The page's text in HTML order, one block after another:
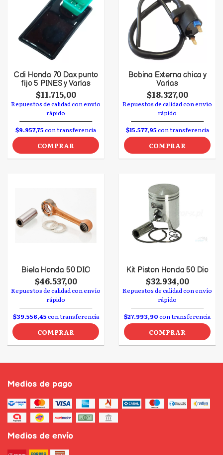
Cdi Honda 70 Dax punto
fijo 5 PINES y Varias
$11.715,00
Repuestos de calidad con envío
rápido
$9.957,75con transferencia
COMPRAR
Bobina Externa chica y
Varias
$18.327,00
Repuestos de calidad con envío
rápido
$15.577,95con transferencia
COMPRAR
Biela Honda 50 DIO
$46.537,00
Repuestos de calidad con envío
rápido
$39.556,45con transferencia
COMPRAR
Kit Piston Honda 50 Dio
$32.934,00
Repuestos de calidad con envío
rápido
$27.993,90con transferencia
COMPRAR
Medios de pago
Medios de envío